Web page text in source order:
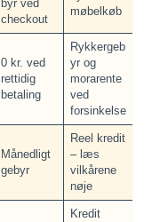
byr ved
checkout
møbelkøb
0 kr. ved
rettidig
betaling
Rykkergeb
yr og
morarente
ved
forsinkelse
Månedligt
gebyr
Reel kredit
– læs
vilkårene
nøje
Kredit